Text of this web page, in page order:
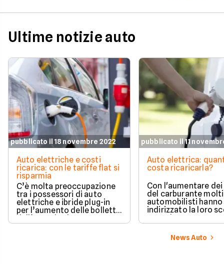
in ogni situazione.
Ultime notizie auto
pubblicato il 18 novembre 2022
Auto elettriche e costi
ricarica: con le tariffe flat si
risparmia
C’è molta preoccupazione
tra i possessori di auto
elettriche e ibride plug-in
per l’aumento delle bollette
dell’energia che
inevitabilmente ricade sui
pubblicato il 11
Auto elettrica:
costa ricaricarla?
Con l'aumentare
del carburante molti
automobilisti hanno
indirizzato la loro
verso le auto a zero
emissioni, ma
anche il caro
spontaneoNews Auto